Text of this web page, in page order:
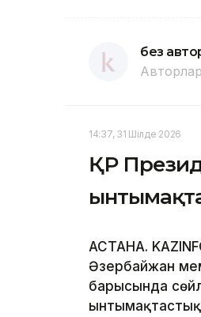
без
Авторлар
14:37, 31 Шілде 2026
ҚР
АСТАНА.
Әзербайжан
барысында